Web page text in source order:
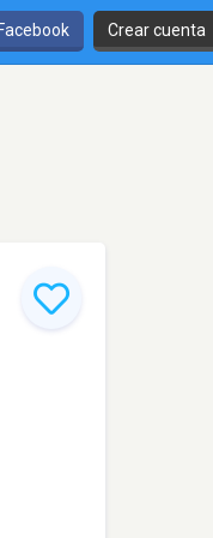
Crear cuenta